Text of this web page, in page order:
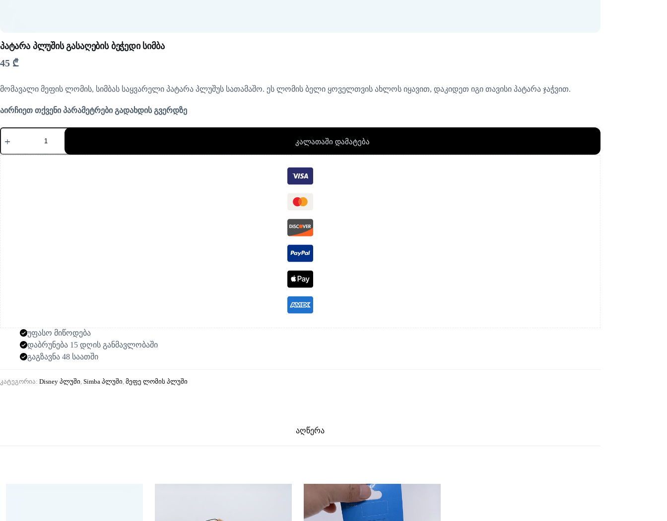
პატარა პლუშის გასაღების ბეჭედი სიმბა
45 ₾
მომავალი მეფის ლომის, სიმბას საყვარელი პატარა პლუშუს სათამაშო. ეს ლომის ბელი ყოველთვის ახლოს იყავით, დაკიდეთ იგი თავისი პატარა ჯაჭვით.
აირჩიეთ თქვენი პარამეტრები გადახდის გვერდზე
რაოდენობა:
პატარა
გასაღების
ბეჭედი
სიმბა
კალათაში დამატება
უფასო მიწოდება
დაბრუნება 15 დღის განმავლობაში
გაგზავნა 48 საათში
კატეგორია: Disney პლუში, Simba პლუში, მეფე ლომის პლუში
აღწერა